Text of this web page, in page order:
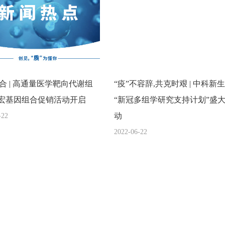
| 高通量医学靶向代谢组
基因组合促销活动开启
“疫”不容辞,共克时艰 | 中科新
“新冠多组学研究支持计划”盛
动
2022-06-22